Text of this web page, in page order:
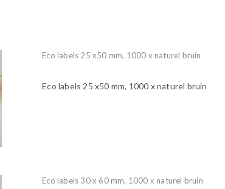
Eco labels 25 x50 mm, 1000 x naturel bruin
Eco labels 25 x50 mm, 1000 x naturel bruin
Eco labels 30 x 60 mm, 1000 x naturel bruin